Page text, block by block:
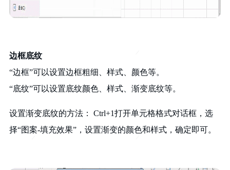
边框底纹
“边框”可以设置边框粗细、样式、颜色等。
“底纹”可以设置底纹颜色、样式、渐变底纹等。
设置渐变底纹的方法： Ctrl+1打开单元格格式对话框，选
择“图案-填充效果”，设置渐变的颜色和样式，确定即可。